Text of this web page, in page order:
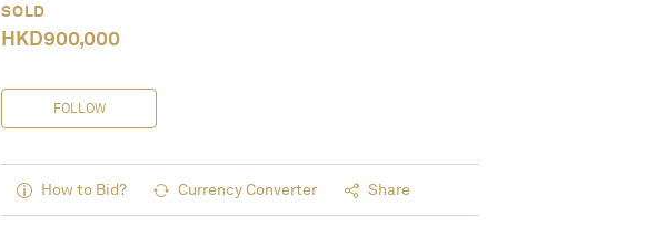
SOLD
HKD900,000
FOLLOW
How to Bid? Currency Converter Share